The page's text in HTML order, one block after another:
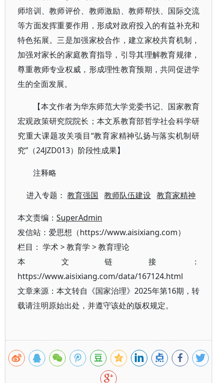
师培训、教师评价、教师激励、教师帮扶、国际交流
等方面发挥重要作用，形成对政府投入的有益补充和
特色拓展。三是加强家校合作，建立家校共育机制，
加强对家长的家庭教育指导，引导其理解教育规律，
尊重教师专业权威，形成理性教育预期，共同促进学
生的全面发展。
【本文作者为华东师范大学党委书记、国家教育
宏观政策研究院院长；本文系教育部哲学社会科学研
究重大课题攻关项目“教育家精神弘扬与落实机制研
究”（24JZD013）阶段性成果】
注释略
进入专题：教育强国 教师队伍建设 教育家精神
本文责编： SuperAdmin
发信站：爱思想（https://www.aisixiang.com）
栏目： 学术>教育学 >教育理论
本文链接：
https://www.aisixiang.com/data/167124.html
文章来源：本文转自《国家治理》2025年第16期，转
载请注明原始出处，并遵守该处的版权规定。